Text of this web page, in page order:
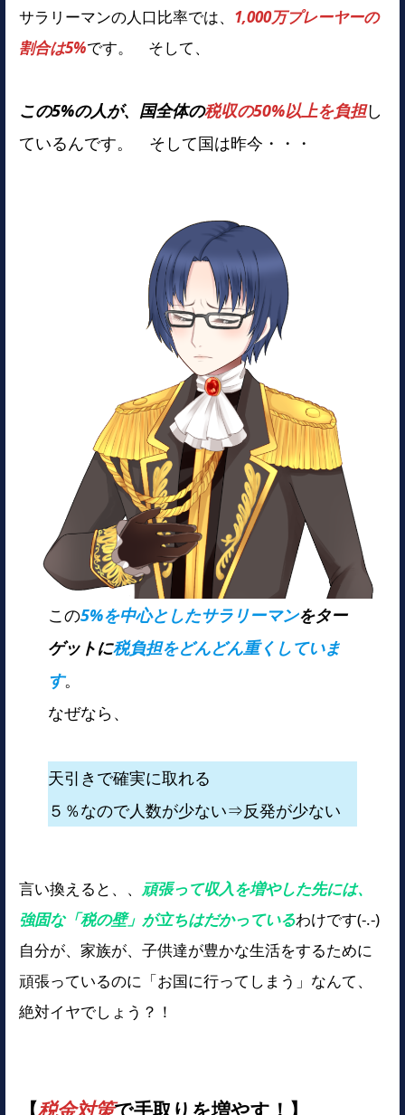
サラリーマンの人口比率では、 1,000万プレーヤーの
割合は5%です。 そして、
この5%の人が、国全体の税収の50%以上を負担し
ているんです。 そして国は昨今・・・
この5%を中心としたサラリーマンをター
ゲットに税負担をどんどん重くしていま
す。
なぜなら、
天引きで確実に取れる
５％なので人数が少ない⇒反発が少ない
言い換えると、、 頑張って収入を増やした先には、
強固な「税の壁」が立ちはだかっているわけです(-.-)
自分が、家族が、子供達が豊かな生活をするために
頑張っているのに「お国に行ってしまう」なんて、
絶対イヤでしょう？！
【税金対策で手取りを増やす！】